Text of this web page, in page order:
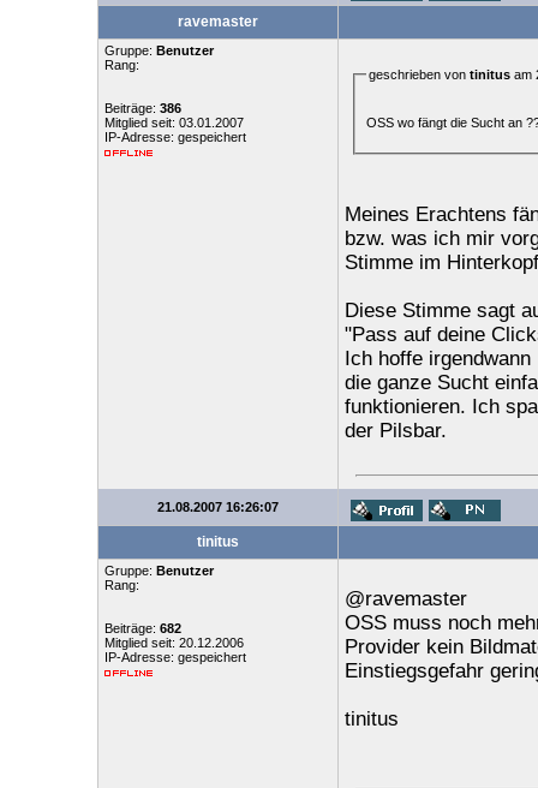
ravemaster
Gruppe: Benutzer
Rang:
Beiträge: 386
Mitglied seit: 03.01.2007
IP-Adresse: gespeichert
geschrieben von tinitusam
OSS wo fängt die Sucht an
Meines Erachtens
bzw. was ich mir
Stimme im
Diese Stimme sagt
"Pass auf deine
Ich hoffe
die ganze Sucht
funktionieren. Ich
der Pilsbar.
21.08.2007 16:26:07
tinitus
Gruppe: Benutzer
Rang:
Beiträge: 682
Mitglied seit: 20.12.2006
IP-Adresse: gespeichert
@ravemaster
OSS muss noch
Provider kein
Einstiegsgefahr
tinitus